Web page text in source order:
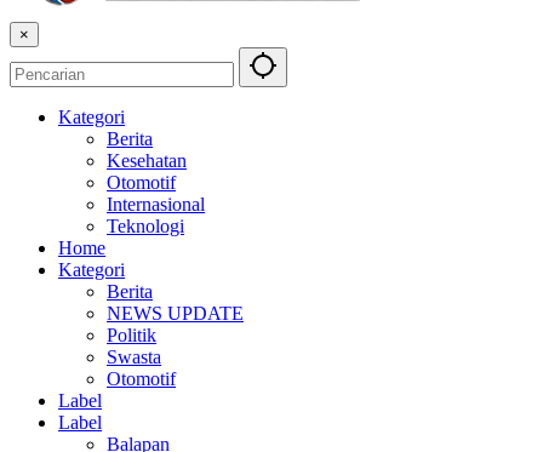
×
Kategori
Berita
Kesehatan
Otomotif
Internasional
Teknologi
Home
Kategori
Berita
NEWS UPDATE
Politik
Swasta
Otomotif
Label
Label
Balapan